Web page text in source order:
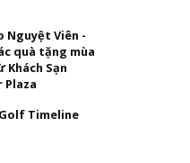
Nguyệt Viên -
quà tặng mùa
Sạn
Plaza
Timeline